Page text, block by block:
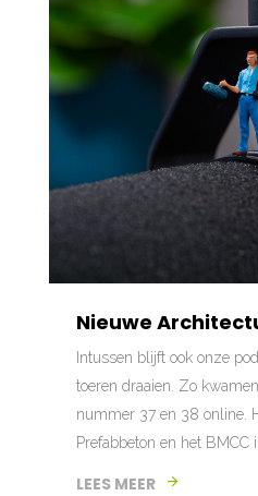
Nieuwe
Intussen blijft ook onze
toeren draaien. Zo
nummer 37 en 38 online.
Prefabbeton en het BMCC
LEES MEER